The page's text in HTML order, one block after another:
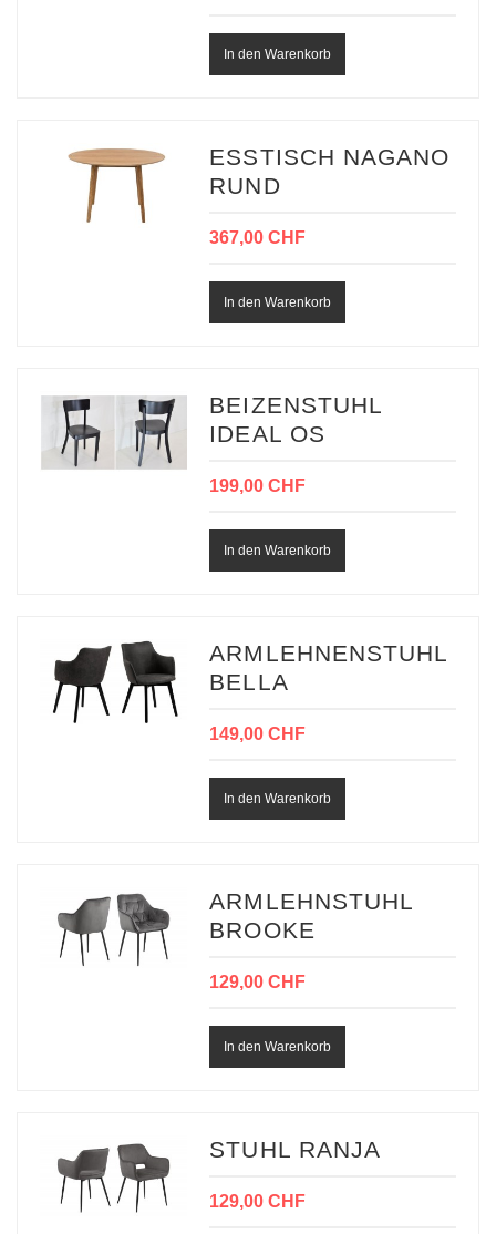
ESSTISCH NAGANO
RUND
367,00 CHF
BEIZENSTUHL
IDEAL OS
199,00 CHF
ARMLEHNENSTUHL
BELLA
149,00 CHF
ARMLEHNSTUHL
BROOKE
129,00 CHF
STUHL RANJA
129,00 CHF